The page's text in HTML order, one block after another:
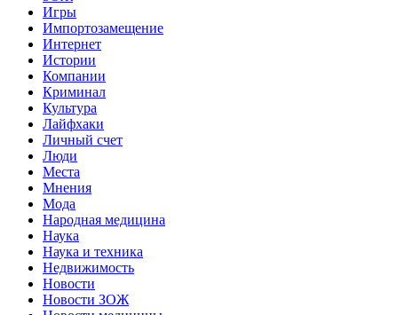
Игры
Импортозамещение
Интернет
Истории
Компании
Криминал
Культура
Лайфхаки
Личный счет
Люди
Места
Мнения
Мода
Народная медицина
Наука
Наука и техника
Недвижимость
Новости
Новости ЗОЖ